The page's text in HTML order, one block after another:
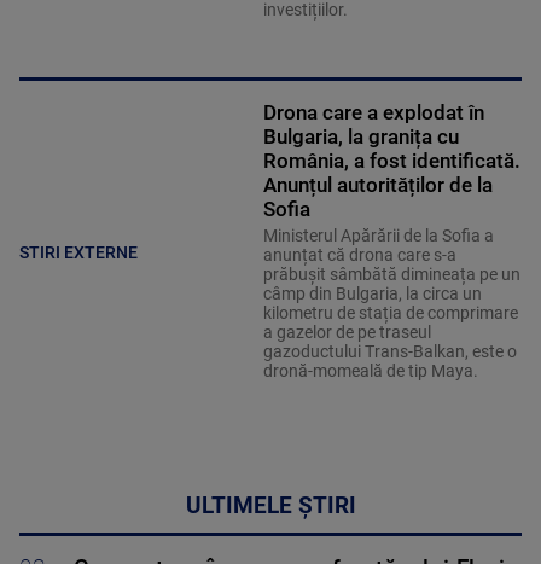
investițiilor.
STIRI EXTERNE
Drona care a explodat în
Bulgaria, la granița cu
România, a fost identificată.
Anunțul autorităților de la
Sofia
Ministerul Apărării de la Sofia a
anunțat că drona care s-a
prăbușit sâmbătă dimineața pe un
câmp din Bulgaria, la circa un
kilometru de stația de comprimare
a gazelor de pe traseul
gazoductului Trans-Balkan, este o
dronă-momeală de tip Maya.
ULTIMELE ȘTIRI